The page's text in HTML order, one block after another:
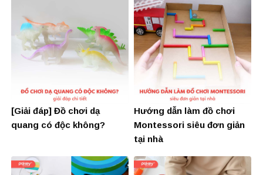
[Giải đáp] Đồ chơi dạ
quang có độc không?
Hướng dẫn làm đồ chơi
Montessori siêu đơn giản
tại nhà